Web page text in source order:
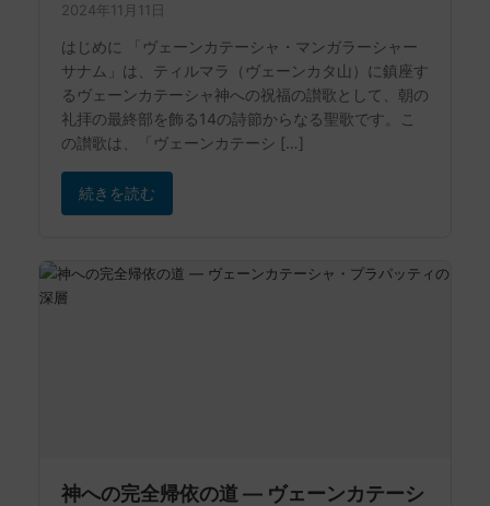
2024年11月11日
はじめに 「ヴェーンカテーシャ・マンガラーシャー
サナム」は、ティルマラ（ヴェーンカタ山）に鎮座す
るヴェーンカテーシャ神への祝福の讃歌として、朝の
礼拝の最終部を飾る14の詩節からなる聖歌です。こ
の讃歌は、「ヴェーンカテーシ […]
続きを読む
神への完全帰依の道 ― ヴェーンカテーシ